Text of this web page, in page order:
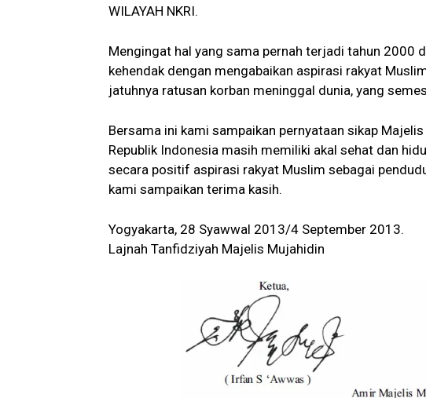
WILAYAH NKRI.
Mengingat hal yang sama pernah terjadi tahun 2000
kehendak dengan mengabaikan aspirasi rakyat
jatuhnya ratusan korban meninggal dunia, yang
Bersama ini kami sampaikan pernyataan sikap
Republik Indonesia masih memiliki akal sehat dan
secara positif aspirasi rakyat Muslim sebagai
kami sampaikan terima kasih.
Yogyakarta, 28 Syawwal 2013/4 September 2013.
Lajnah Tanfidziyah Majelis Mujahidin